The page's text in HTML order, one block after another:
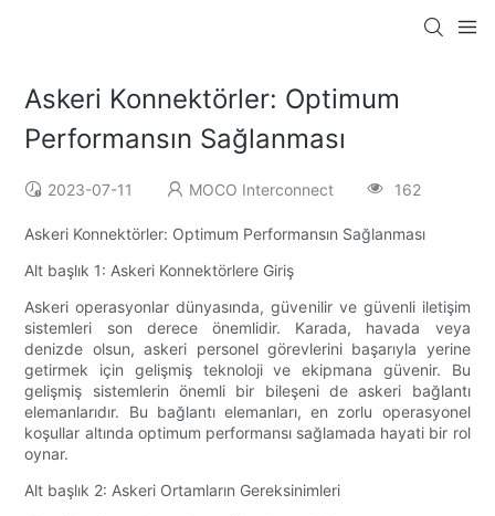
Askeri Konnektörler: Optimum
Performansın Sağlanması
2023-07-11 MOCO Interconnect 162
Askeri Konnektörler: Optimum Performansın Sağlanması
Alt başlık 1: Askeri Konnektörlere Giriş
Askeri operasyonlar dünyasında, güvenilir ve güvenli iletişim
sistemleri son derece önemlidir. Karada, havada veya
denizde olsun, askeri personel görevlerini başarıyla yerine
getirmek için gelişmiş teknoloji ve ekipmana güvenir. Bu
gelişmiş sistemlerin önemli bir bileşeni de askeri bağlantı
elemanlarıdır. Bu bağlantı elemanları, en zorlu operasyonel
koşullar altında optimum performansı sağlamada hayati bir rol
oynar.
Alt başlık 2: Askeri Ortamların Gereksinimleri